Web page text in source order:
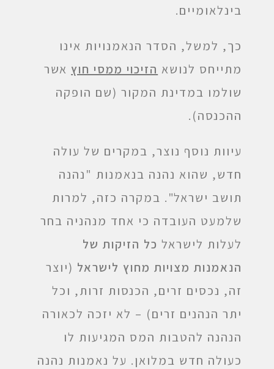
בינלאומיים.
כך, למשל, הסדר הנאמנויות אינו
מתייחס לנושא הזיכוי ממסי חוץ אשר
שולמו במדינת המקור (שם הופקה
ההכנסה).
עיוות נוסף נוצר, במקרים של עולה
חדש, שהוא נהנה בנאמנות "נהנה
תושב ישראל". במקרה כזה, למרות
שלמעט העובדה כי אחד מנהניה בחר
לעלות לישראל כל הזיקות של
הנאמנות מצויות מחוץ לישראל (יוצר
זה, נכסים זרים, הכנסות זרות, וכל
יתר הנהנים זרים) – לא יזכה לכאורה
הנהנה להטבות המס המגיעות לו
כעולה חדש במלואן. על נאמנות נהנה